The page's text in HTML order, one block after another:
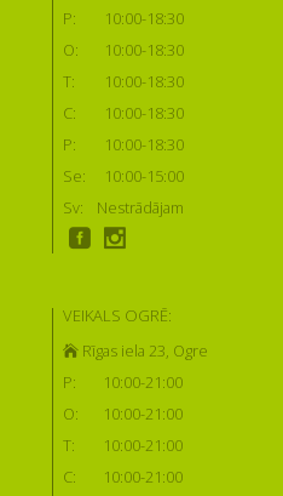
P:
10:00-18:30
O:
10:00-18:30
T:
10:00-18:30
C:
10:00-18:30
P:
10:00-18:30
Se:
10:00-15:00
Sv:
Nestrādājam
VEIKALS OGRĒ:
Rīgas iela 23, Ogre
P:
10:00-21:00
O:
10:00-21:00
T:
10:00-21:00
C:
10:00-21:00